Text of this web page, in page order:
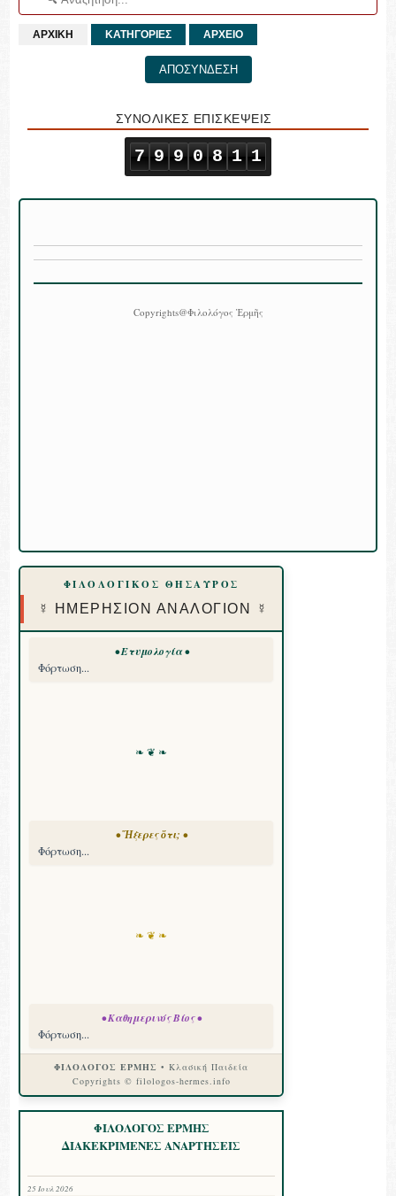
ΑΡΧΙΚΗ ΚΑΤΗΓΟΡΙΕΣ ΑΡΧΕΙΟ
ΑΠΟΣΥΝΔΕΣΗ
ΣΥΝΟΛΙΚΕΣ ΕΠΙΣΚΕΨΕΙΣ
7 9 9 0 8 1 1
Copyrights@Φιλολόγος Ἑρμῆς
ΦΙΛΟΛΟΓΙΚΟΣ ΘΗΣΑΥΡΟΣ
☿ ΗΜΕΡΗΣΙΟΝ ΑΝΑΛΟΓΙΟΝ ☿
• Ετυμολογία •
Φόρτωση...
❧ ❦ ❧
• Ἤξερες ὅτι; •
Φόρτωση...
❧ ❦ ❧
• Καθημερινός Βίος •
Φόρτωση...
ΦΙΛΟΛΟΓΟΣ ΕΡΜΗΣ • Κλασική Παιδεία
Copyrights © filologos-hermes.info
ΦΙΛΟΛΟΓΟΣ ΕΡΜΗΣ
ΔΙΑΚΕΚΡΙΜΕΝΕΣ ΑΝΑΡΤΗΣΕΙΣ
25 Ιουλ 2026